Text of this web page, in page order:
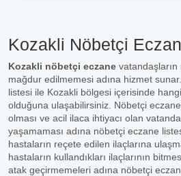
Kozakli Nöbetçi
Kozakli nöbetçi eczane vatandaşların
mağdur edilmemesi adına hizmet
listesi ile Kozakli bölgesi içerisinde
olduğuna ulaşabilirsiniz. Nöbetçi
olması ve acil ilaca ihtiyacı olan
yaşamaması adına nöbetçi eczane
hastaların reçete edilen ilaçlarına
hastaların kullandıkları ilaçlarının
atak geçirmemeleri adına nöbetçi